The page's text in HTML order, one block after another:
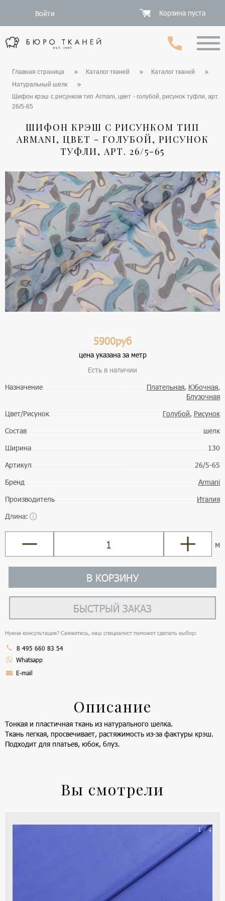
Войти Корзина пуста
Главная страница Каталог тканей
Каталог тканей
Натуральный шелк
Шифон крэш с рисунком тип Armani, цвет - голубой, рисунок туфли, арт.
26/5-65
ШИФОН КРЭШ С РИСУНКОМ ТИП
ARMANI, ЦВЕТ - ГОЛУБОЙ, РИСУНОК
ТУФЛИ, АРТ. 26/5-65
1 / 6
5900руб
цена указана за метр
Есть в наличии
Назначение
Плательная, Юбочная,
Блузочная
Цвет/Рисунок
Голубой, Рисунок
Состав
шелк
Ширина
130
Артикул
26/5-65
Бренд
Armani
Производитель
Италия
Длина:
м
В КОРЗИНУ
БЫСТРЫЙ ЗАКАЗ
Нужна консультация? Свяжитесь, наш специалист поможет сделать выбор:
8 495 660 83 54
Whatsapp
E-mail
Описание
Тонкая и пластичная ткань из натурального шелка.
Ткань легкая, просвечивает, растяжимость из-за фактуры крэш.
Подходит для платьев, юбок, блуз.
Вы смотрели
1 / 4